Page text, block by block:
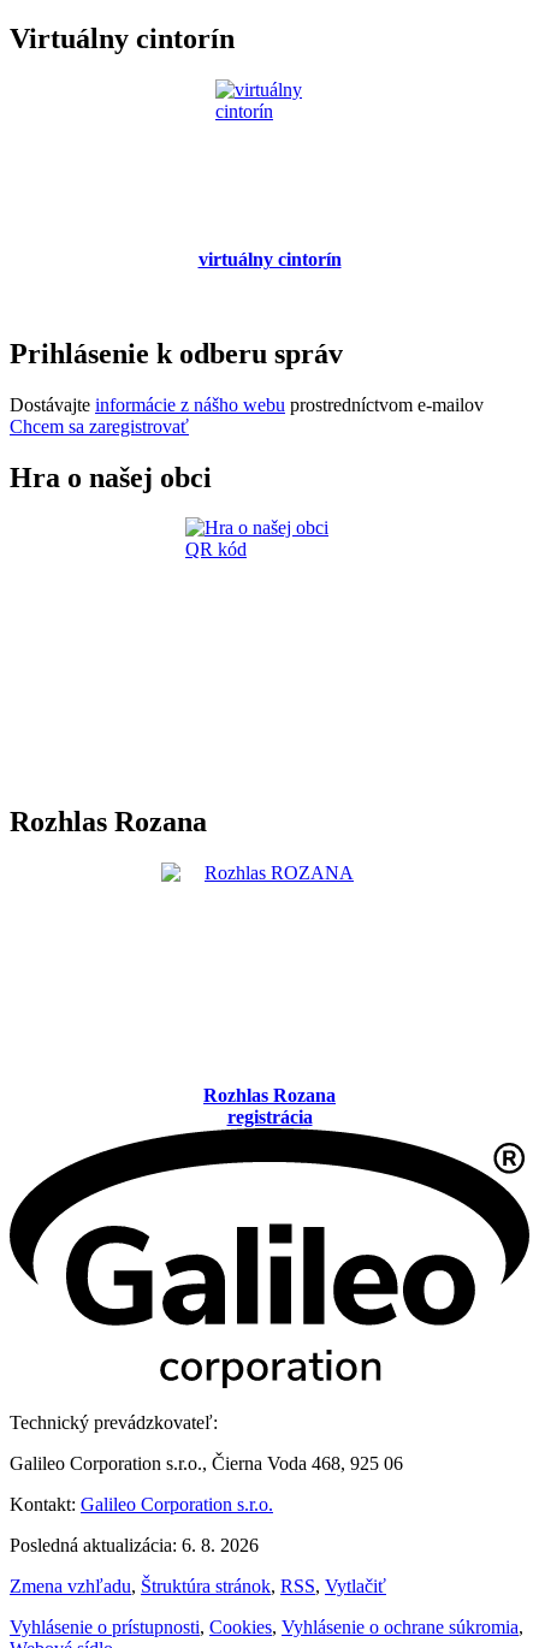
Virtuálny cintorín
virtuálny cintorín
Prihlásenie k odberu správ
Dostávajte informácie z nášho webu prostredníctvom e-mailov
Chcem sa zaregistrovať
Hra o našej obci
Rozhlas Rozana
Rozhlas Rozana
registrácia
Technický prevádzkovateľ:
Galileo Corporation s.r.o., Čierna Voda 468, 925 06
Kontakt: Galileo Corporation s.r.o.
Posledná aktualizácia: 6. 8. 2026
Zmena vzhľadu, Štruktúra stránok, RSS, Vytlačiť
Vyhlásenie o prístupnosti, Cookies, Vyhlásenie o ochrane súkromia,